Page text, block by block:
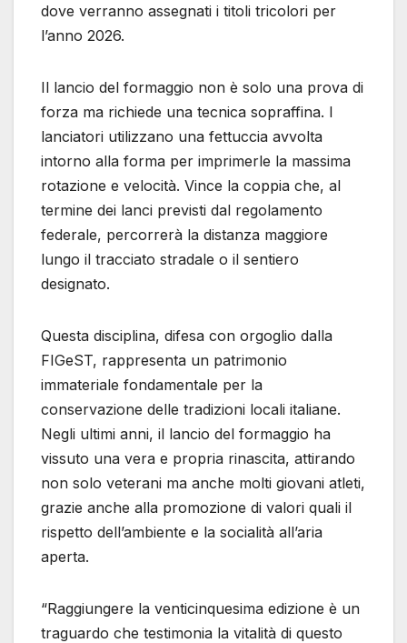
dove verranno assegnati i titoli tricolori per
l’anno 2026.
Il lancio del formaggio non è solo una prova di
forza ma richiede una tecnica sopraffina. I
lanciatori utilizzano una fettuccia avvolta
intorno alla forma per imprimerle la massima
rotazione e velocità. Vince la coppia che, al
termine dei lanci previsti dal regolamento
federale, percorrerà la distanza maggiore
lungo il tracciato stradale o il sentiero
designato.
Questa disciplina, difesa con orgoglio dalla
FIGeST, rappresenta un patrimonio
immateriale fondamentale per la
conservazione delle tradizioni locali italiane.
Negli ultimi anni, il lancio del formaggio ha
vissuto una vera e propria rinascita, attirando
non solo veterani ma anche molti giovani atleti,
grazie anche alla promozione di valori quali il
rispetto dell’ambiente e la socialità all’aria
aperta.
“Raggiungere la venticinquesima edizione è un
traguardo che testimonia la vitalità di questo